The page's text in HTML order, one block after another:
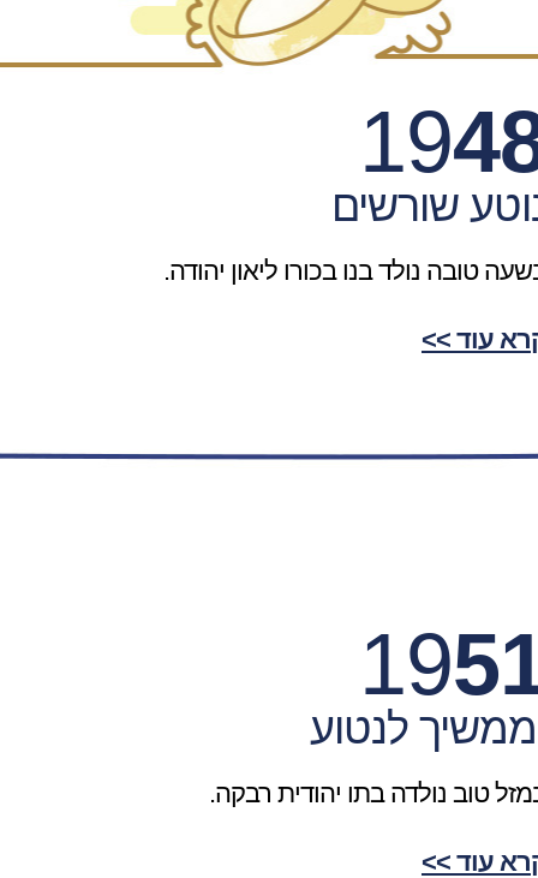
19
שורשים
טובה נולד בנו בכורו ליאון יהודה.
עוד >>
19
לנטוע
טוב נולדה בתו יהודית רבקה.
עוד >>